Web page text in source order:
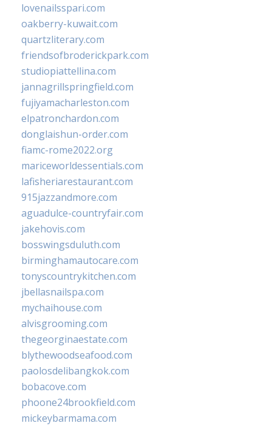
lovenailsspari.com
oakberry-kuwait.com
quartzliterary.com
friendsofbroderickpark.com
studiopiattellina.com
jannagrillspringfield.com
fujiyamacharleston.com
elpatronchardon.com
donglaishun-order.com
fiamc-rome2022.org
mariceworldessentials.com
lafisheriarestaurant.com
915jazzandmore.com
aguadulce-countryfair.com
jakehovis.com
bosswingsduluth.com
birminghamautocare.com
tonyscountrykitchen.com
jbellasnailspa.com
mychaihouse.com
alvisgrooming.com
thegeorginaestate.com
blythewoodseafood.com
paolosdelibangkok.com
bobacove.com
phoone24brookfield.com
mickeybarmama.com